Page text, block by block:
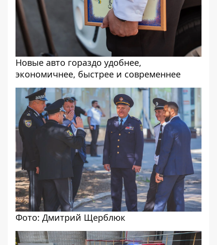
Новые авто гораздо удобнее,
экономичнее, быстрее и современнее
Фото: Дмитрий Щерблюк